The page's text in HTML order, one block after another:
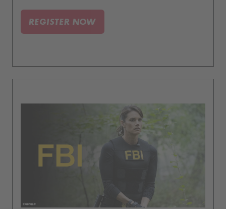
REGISTER NOW